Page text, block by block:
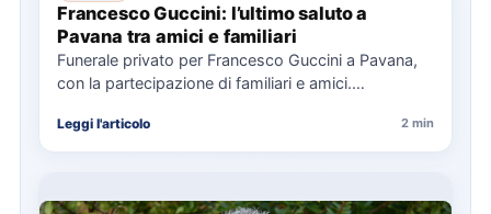
Francesco Guccini: l’ultimo saluto a
Pavana tra amici e familiari
Funerale privato per Francesco Guccini a Pavana,
con la partecipazione di familiari e amici.
Leggi l'articolo 2 min